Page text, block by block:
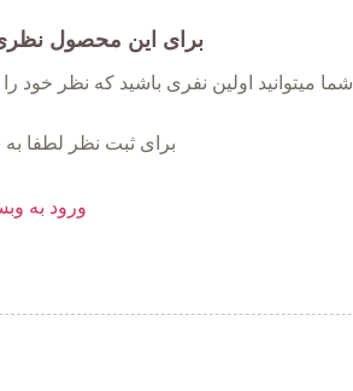
برای این محصول
شما میتوانید اولین نفری باشید که نظر خود
برای ثبت نظر لطفا
ورود به